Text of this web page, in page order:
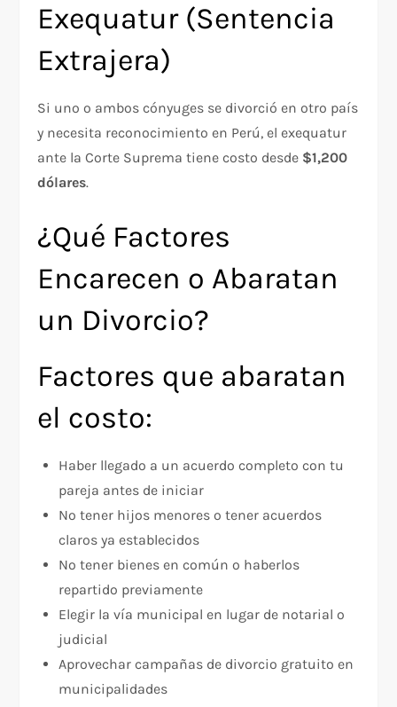
Exequatur (Sentencia
Extrajera)
Si uno o ambos cónyuges se divorció en otro país
y necesita reconocimiento en Perú, el exequatur
ante la Corte Suprema tiene costo desde $1,200
dólares.
¿Qué Factores
Encarecen o Abaratan
un Divorcio?
Factores que abaratan
el costo:
Haber llegado a un acuerdo completo con tu
pareja antes de iniciar
No tener hijos menores o tener acuerdos
claros ya establecidos
No tener bienes en común o haberlos
repartido previamente
Elegir la vía municipal en lugar de notarial o
judicial
Aprovechar campañas de divorcio gratuito en
municipalidades